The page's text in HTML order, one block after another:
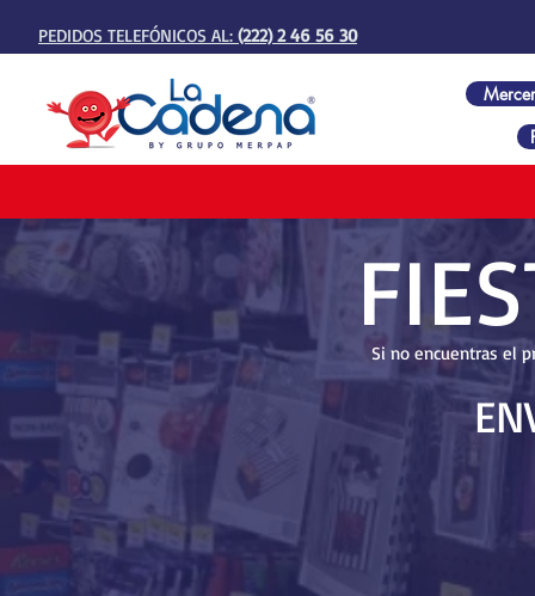
PEDIDOS TELEFÓNICOS AL: (222) 2 46 56 30
Si no encuentras el